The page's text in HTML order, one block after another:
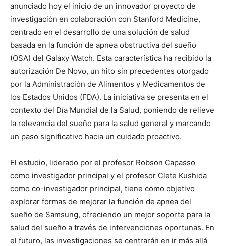
anunciado hoy el inicio de un innovador proyecto de
investigación en colaboración con Stanford Medicine,
centrado en el desarrollo de una solución de salud
basada en la función de apnea obstructiva del sueño
(OSA) del Galaxy Watch. Esta característica ha recibido la
autorización De Novo, un hito sin precedentes otorgado
por la Administración de Alimentos y Medicamentos de
los Estados Unidos (FDA). La iniciativa se presenta en el
contexto del Día Mundial de la Salud, poniendo de relieve
la relevancia del sueño para la salud general y marcando
un paso significativo hacia un cuidado proactivo.
El estudio, liderado por el profesor Robson Capasso
como investigador principal y el profesor Clete Kushida
como co-investigador principal, tiene como objetivo
explorar formas de mejorar la función de apnea del
sueño de Samsung, ofreciendo un mejor soporte para la
salud del sueño a través de intervenciones oportunas. En
el futuro, las investigaciones se centrarán en ir más allá